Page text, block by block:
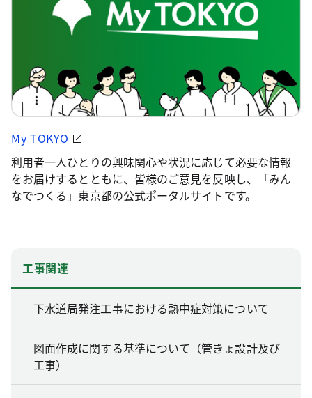
My TOKYO
利用者一人ひとりの興味関心や状況に応じて必要な情報
をお届けするとともに、皆様のご意見を反映し、「みん
なでつくる」東京都の公式ポータルサイトです。
工事関連
下水道局発注工事における熱中症対策について
図面作成に関する基準について（管きょ設計及び
工事）